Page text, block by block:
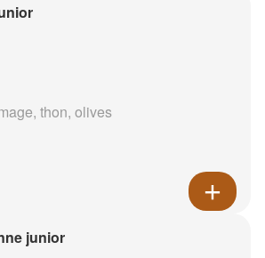
thon, olives
junior